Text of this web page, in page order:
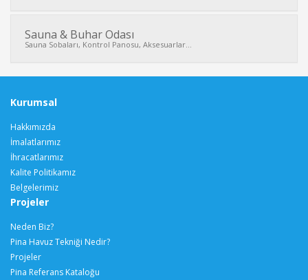
Sauna & Buhar Odası
Sauna Sobaları, Kontrol Panosu, Aksesuarlar...
Kurumsal
Hakkımızda
İmalatlarımız
İhracatlarımız
Kalite Politikamız
Belgelerimiz
Projeler
Neden Biz?
Pina Havuz Tekniği Nedir?
Projeler
Pina Referans Kataloğu